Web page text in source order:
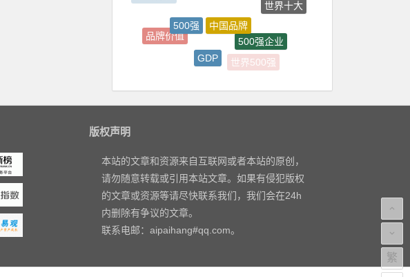
品牌价值
500强
中国品牌
500强企业
世界500强
房地产品牌
GDP
版权声明
本站的文章和资源来自互联网或者本站的原创，
请勿随意转载或引用本站文章。如果有侵犯版权
的文章或资源等请尽快联系我们，我们会在24h
内删除有争议的文章。
联系电邮：aipaihang#qq.com。
繁